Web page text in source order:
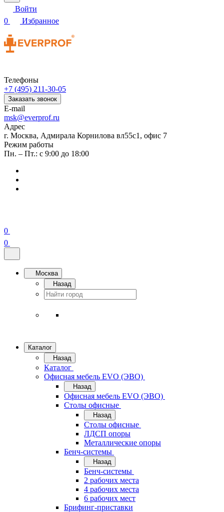
Войти
0
Избранное
Телефоны
+7 (495) 211-30-05
Заказать звонок
E-mail
msk@everprof.ru
Адрес
г. Москва, Адмирала Корнилова вл55с1, офис 7
Режим работы
Пн. – Пт.: с 9:00 до 18:00
0
0
Москва
Назад
Каталог
Назад
Каталог
Офисная мебель EVO (ЭВО)
Назад
Офисная мебель EVO (ЭВО)
Cтолы офисные
Назад
Cтолы офисные
ЛДСП опоры
Металлические опоры
Бенч-системы
Назад
Бенч-системы
2 рабочих места
4 рабочих места
6 рабочих мест
Брифинг-приставки